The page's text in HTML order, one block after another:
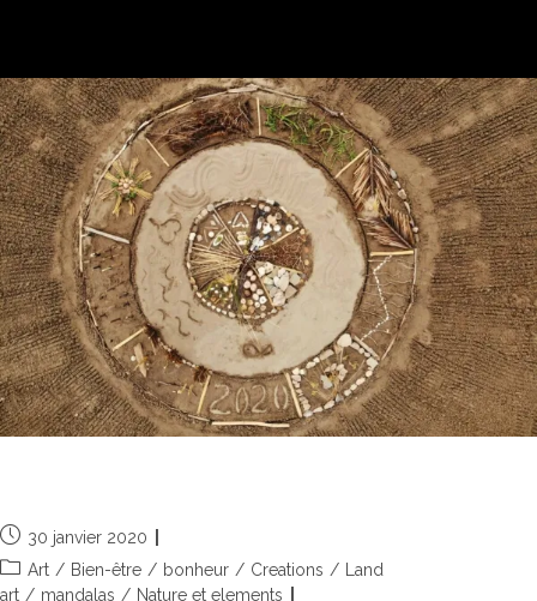
30 janvier 2020
Art / Bien-être / bonheur / Creations / Land
art / mandalas / Nature et elements